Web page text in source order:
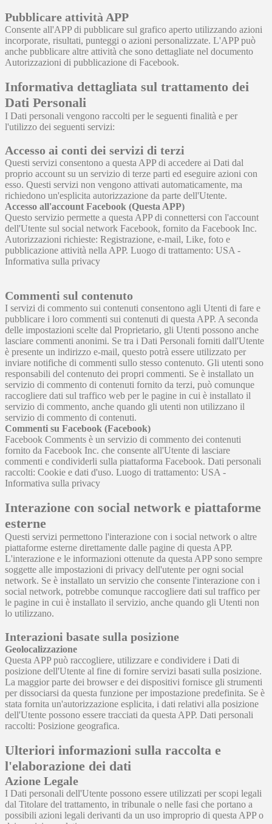
Pubblicare attività APP
Consente all'APP di pubblicare sul grafico aperto utilizzando azioni
incorporate, risultati, punteggi o azioni personalizzate. L'APP può
anche pubblicare altre attività che sono dettagliate nel documento
Autorizzazioni di pubblicazione di Facebook.
Informativa dettagliata sul trattamento dei
Dati Personali
I Dati personali vengono raccolti per le seguenti finalità e per
l'utilizzo dei seguenti servizi:
Accesso ai conti dei servizi di terzi
Questi servizi consentono a questa APP di accedere ai Dati dal
proprio account su un servizio di terze parti ed eseguire azioni con
esso. Questi servizi non vengono attivati automaticamente, ma
richiedono un'esplicita autorizzazione da parte dell'Utente.
Accesso all'account Facebook (Questa APP)
Questo servizio permette a questa APP di connettersi con l'account
dell'Utente sul social network Facebook, fornito da Facebook Inc.
Autorizzazioni richieste: Registrazione, e-mail, Like, foto e
pubblicazione attività nella APP. Luogo di trattamento: USA -
Informativa sulla privacy
Commenti sul contenuto
I servizi di commento sui contenuti consentono agli Utenti di fare e
pubblicare i loro commenti sui contenuti di questa APP. A seconda
delle impostazioni scelte dal Proprietario, gli Utenti possono anche
lasciare commenti anonimi. Se tra i Dati Personali forniti dall'Utente
è presente un indirizzo e-mail, questo potrà essere utilizzato per
inviare notifiche di commenti sullo stesso contenuto. Gli utenti sono
responsabili del contenuto dei propri commenti. Se è installato un
servizio di commento di contenuti fornito da terzi, può comunque
raccogliere dati sul traffico web per le pagine in cui è installato il
servizio di commento, anche quando gli utenti non utilizzano il
servizio di commento di contenuti.
Commenti su Facebook (Facebook)
Facebook Comments è un servizio di commento dei contenuti
fornito da Facebook Inc. che consente all'Utente di lasciare
commenti e condividerli sulla piattaforma Facebook. Dati personali
raccolti: Cookie e dati d'uso. Luogo di trattamento: USA -
Informativa sulla privacy
Interazione con social network e piattaforme
esterne
Questi servizi permettono l'interazione con i social network o altre
piattaforme esterne direttamente dalle pagine di questa APP.
L'interazione e le informazioni ottenute da questa APP sono sempre
soggette alle impostazioni di privacy dell'utente per ogni social
network. Se è installato un servizio che consente l'interazione con i
social network, potrebbe comunque raccogliere dati sul traffico per
le pagine in cui è installato il servizio, anche quando gli Utenti non
lo utilizzano.
Interazioni basate sulla posizione
Geolocalizzazione
Questa APP può raccogliere, utilizzare e condividere i Dati di
posizione dell'Utente al fine di fornire servizi basati sulla posizione.
La maggior parte dei browser e dei dispositivi fornisce gli strumenti
per dissociarsi da questa funzione per impostazione predefinita. Se è
stata fornita un'autorizzazione esplicita, i dati relativi alla posizione
dell'Utente possono essere tracciati da questa APP. Dati personali
raccolti: Posizione geografica.
Ulteriori informazioni sulla raccolta e
l'elaborazione dei dati
Azione Legale
I Dati personali dell'Utente possono essere utilizzati per scopi legali
dal Titolare del trattamento, in tribunale o nelle fasi che portano a
possibili azioni legali derivanti da un uso improprio di questa APP o